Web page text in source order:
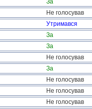
За
Не голосував
Утримався
За
За
Не голосував
За
Не голосував
Не голосував
Не голосував